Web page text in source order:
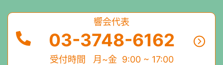
響会代表
03-3748-6162
受付時間 月~金 9:00 ~ 17:00